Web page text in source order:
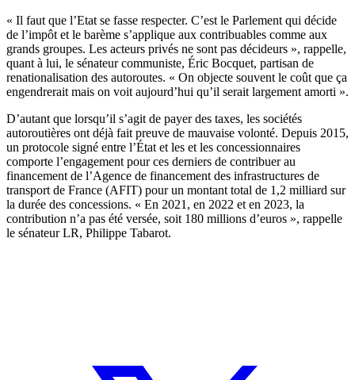
« Il faut que l’Etat se fasse respecter. C’est le Parlement qui décide
de l’impôt et le barème s’applique aux contribuables comme aux
grands groupes. Les acteurs privés ne sont pas décideurs », rappelle,
quant à lui, le sénateur communiste, Éric Bocquet, partisan de
renationalisation des autoroutes. « On objecte souvent le coût que ça
engendrerait mais on voit aujourd’hui qu’il serait largement amorti ».
D’autant que lorsqu’il s’agit de payer des taxes, les sociétés
autoroutières ont déjà fait preuve de mauvaise volonté. Depuis 2015,
un protocole signé entre l’État et les et les concessionnaires
comporte l’engagement pour ces derniers de contribuer au
financement de l’Agence de financement des infrastructures de
transport de France (AFIT) pour un montant total de 1,2 milliard sur
la durée des concessions. « En 2021, en 2022 et en 2023, la
contribution n’a pas été versée, soit 180 millions d’euros », rappelle
le sénateur LR, Philippe Tabarot.